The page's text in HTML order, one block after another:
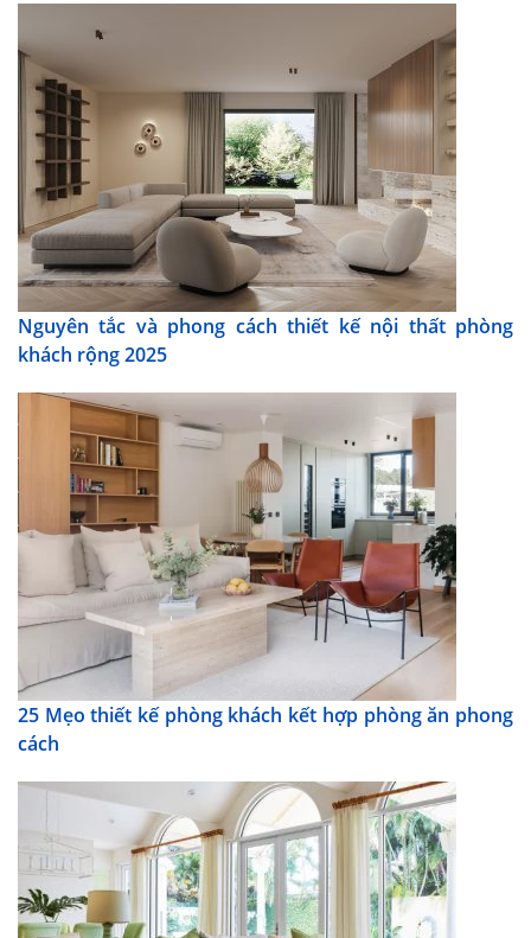
Nguyên tắc và phong cách thiết kế nội thất phòng
khách rộng 2025
25 Mẹo thiết kế phòng khách kết hợp phòng ăn phong
cách